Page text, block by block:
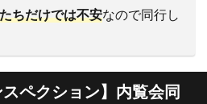
ちだけでは不安なので同行し
スペクション】内覧会同